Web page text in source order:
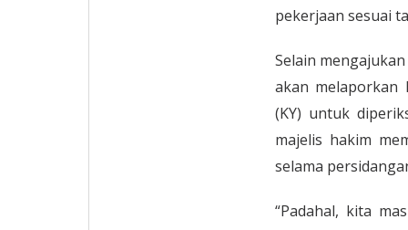
pekerjaan sesuai
Selain
akan melaporkan
(KY) untuk
majelis hakim
selama
“Padahal, kita